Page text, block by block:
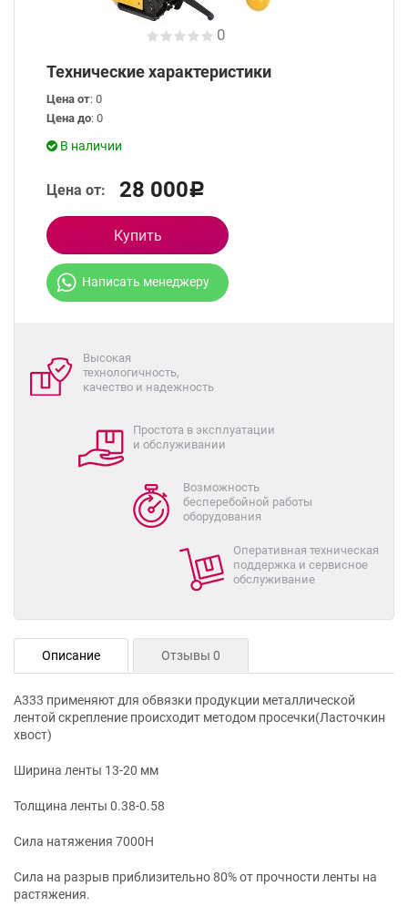
0
Технические характеристики
Цена от: 0
Цена до: 0
В наличии
Цена от: 28 000Р
Купить
Написать менеджеру
Высокая
технологичность,
качество и надежность
Простота в эксплуатации
и обслуживании
Возможность
бесперебойной работы
оборудования
Оперативная техническая
поддержка и сервисное
обслуживание
Описание Отзывы 0
А333 применяют для обвязки продукции металлической
лентой скрепление происходит методом просечки(Ласточкин
хвост)
Ширина ленты 13-20 мм
Толщина ленты 0.38-0.58
Сила натяжения 7000Н
Сила на разрыв приблизительно 80% от прочности ленты на
растяжения.